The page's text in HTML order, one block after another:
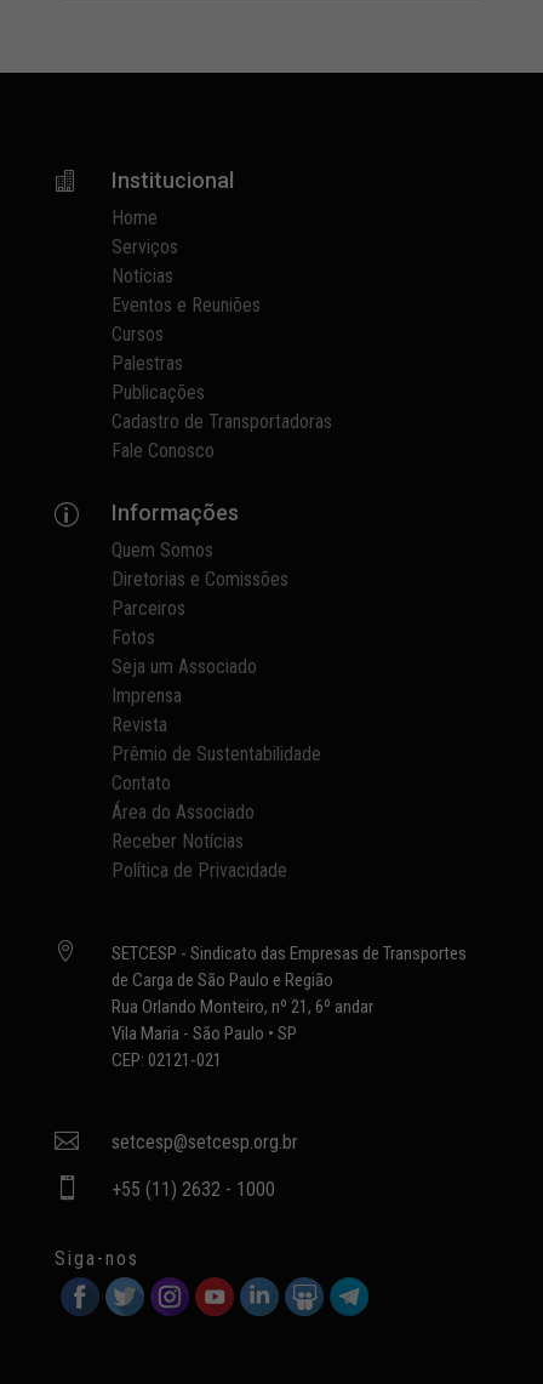
 Institucional
Home
Serviços
Notícias
Eventos e Reuniões
Cursos
Palestras
Publicações
Cadastro de Transportadoras
Fale Conosco
p Informações
Quem Somos
Diretorias e Comissões
Parceiros
Fotos
Seja um Associado
Imprensa
Revista
Prêmio de Sustentabilidade
Contato
Área do Associado
Receber Notícias
Política de Privacidade

SETCESP - Sindicato das Empresas de Transportes
de Carga de São Paulo e Região
Rua Orlando Monteiro, nº 21, 6º andar
Vila Maria - São Paulo • SP
CEP: 02121-021
 setcesp@setcesp.org.br
 +55 (11) 2632 - 1000
Siga-nos